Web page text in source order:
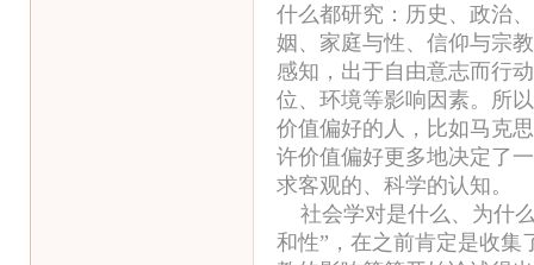
什么都研究：历史、政治
姻、家庭与性、信仰与宗
感知，出于自由意志而行
位、环境等影响因素。所
价值偏好的人，比如马克
许价值偏好更多地决定了
求客观的、科学的认知。
社会学对是什么、为什
和性”，在之前肯定是收集